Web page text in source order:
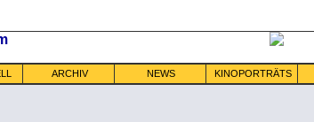
ARCHIV NEWS KINOPORTRÄTS